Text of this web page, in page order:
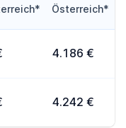
Österreich*
4.186 €
4.242 €